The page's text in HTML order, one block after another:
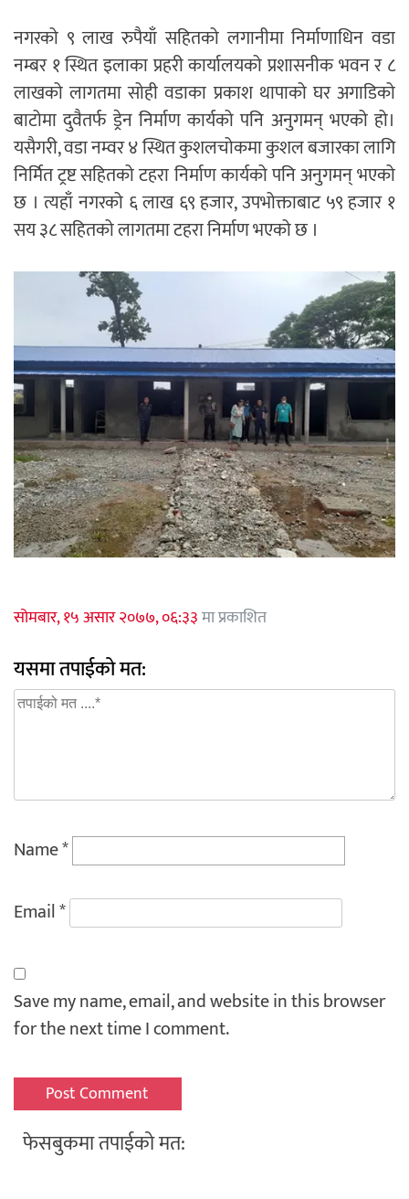
नगरको ९ लाख रुपैयाँ सहितको लगानीमा निर्माणाधिन वडा
नम्बर १ स्थित इलाका प्रहरी कार्यालयको प्रशासनीक भवन र ८
लाखको लागतमा सोही वडाका प्रकाश थापाको घर अगाडिको
बाटोमा दुवैतर्फ ड्रेन निर्माण कार्यको पनि अनुगमन् भएको हो।
यसैगरी, वडा नम्वर ४ स्थित कुशलचोकमा कुशल बजारका लागि
निर्मित ट्रष्ट सहितको टहरा निर्माण कार्यको पनि अनुगमन् भएको
छ । त्यहाँ नगरको ६ लाख ६९ हजार, उपभोक्ताबाट ५९ हजार १
सय ३८ सहितको लागतमा टहरा निर्माण भएको छ ।
सोमबार, १५ असार २०७७, ०६:३३मा प्रकाशित
यसमा तपाईको मत:
Name*
Email*
Save my name, email, and website in this browser
for the next time I comment.
फेसबुकमा तपाईको मत: